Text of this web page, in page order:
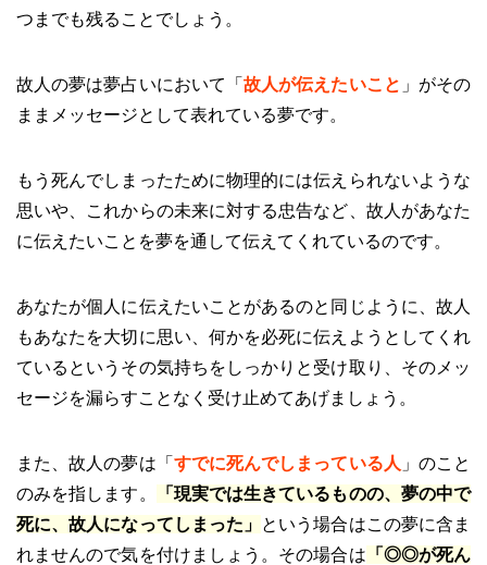
つまでも残ることでしょう。
故人の夢は夢占いにおいて「故人が伝えたいこと 」がその
ままメッセージとして表れている夢です。
もう死んでしまったために物理的には伝えられないような
思いや、これからの未来に対する忠告など、故人があなた
に伝えたいことを夢を通して伝えてくれているのです。
あなたが個人に伝えたいことがあるのと同じように、故人
もあなたを大切に思い、何かを必死に伝えようとしてくれ
ているというその気持ちをしっかりと受け取り、そのメッ
セージを漏らすことなく受け止めてあげましょう。
また、故人の夢は「 すでに死んでしまっている人 」のこと
のみを指します。
「現実では生きているものの、夢の中で
死に、故人になってしまった」 という場合はこの夢に含ま
れませんので気を付けましょう。その場合は 「◎◎が死ん